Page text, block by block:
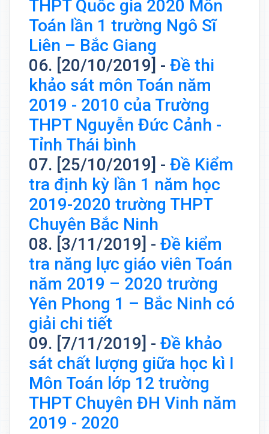
THPT Quốc gia 2020 Môn
Toán lần 1 trường Ngô Sĩ
Liên – Bắc Giang
06. [20/10/2019] - Đề thi
khảo sát môn Toán năm
2019 - 2010 của Trường
THPT Nguyễn Đức Cảnh -
Tỉnh Thái bình
07. [25/10/2019] - Đề Kiểm
tra định kỳ lần 1 năm học
2019-2020 trường THPT
Chuyên Bắc Ninh
08. [3/11/2019] - Đề kiểm
tra năng lực giáo viên Toán
năm 2019 – 2020 trường
Yên Phong 1 – Bắc Ninh có
giải chi tiết
09. [7/11/2019] - Đề khảo
sát chất lượng giữa học kì I
Môn Toán lớp 12 trường
THPT Chuyên ĐH Vinh năm
2019 - 2020